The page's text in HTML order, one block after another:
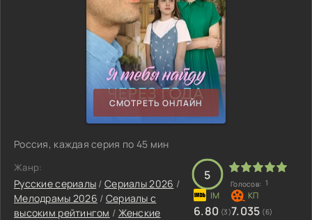
СМОТРЕТЬ ОНЛАЙН
Россия, каждая серия по 45 мин
Жанр:
Русские сериалы /Сериалы 2026 /
Мелодрамы 2026 / Сериалы с
высоким рейтингом / Женские
5
Голосов: 1
6.80 (3)7.035 (6)